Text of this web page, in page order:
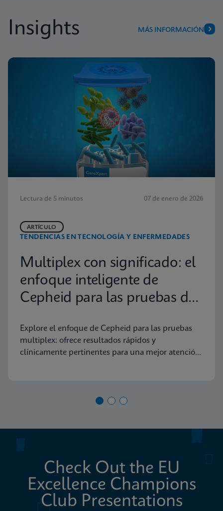
Insights MÁS INFORMACIÓN
Lectura de 5 minutos 07 de enero de 2026
TENDENCIAS EN TECNOLOGÍA Y ENFERMEDADES
ARTÍCULO
Multiplex con significado: el
enfoque inteligente de
Cepheid para las pruebas de
Explore el enfoque de Cepheid para las pruebas
multiplex: ofrece resultados rápidos y
clínicamente pertinentes para una mejor atención
Check Out the EU
Excellence Champions
Club Presentations